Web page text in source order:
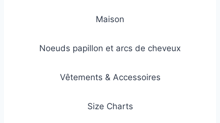
Maison
Noeuds papillon et arcs de cheveux
Vêtements & Accessoires
Size Charts